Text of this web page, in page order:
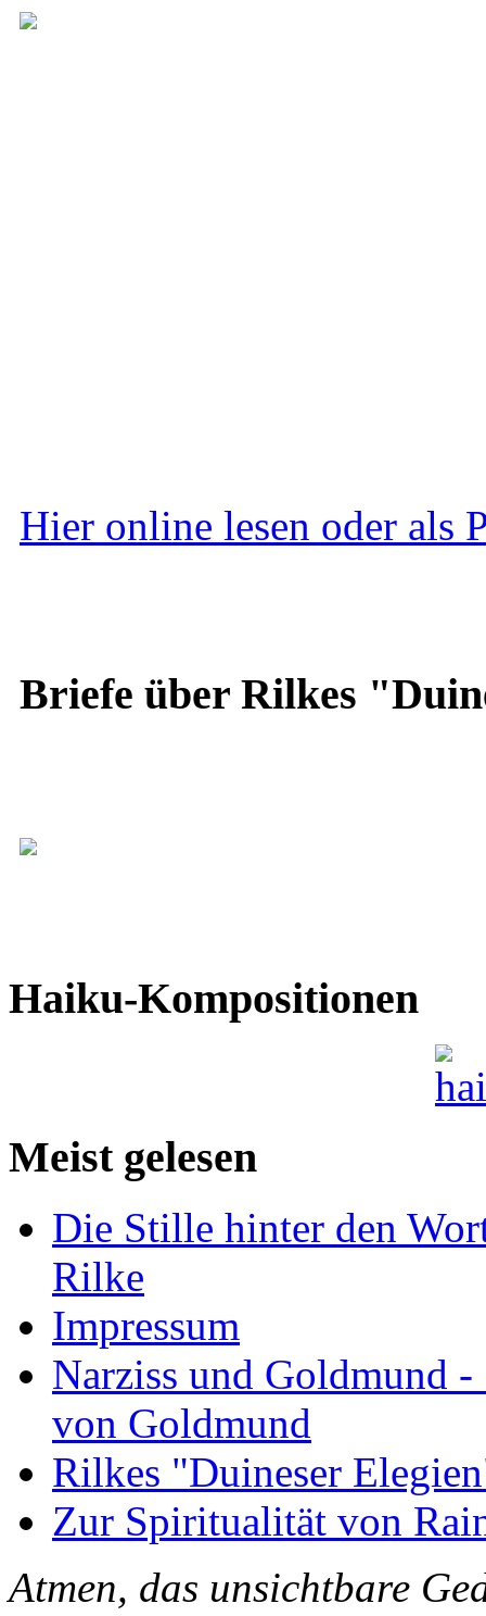
Hier online lesen oder als
Briefe über Rilkes
Haiku-Kompositionen
Meist gelesen
Die Stille hinter den
Rilke
Impressum
Narziss und Goldmund
von Goldmund
Rilkes "Duineser
Zur Spiritualität von
Atmen, das unsichtbare